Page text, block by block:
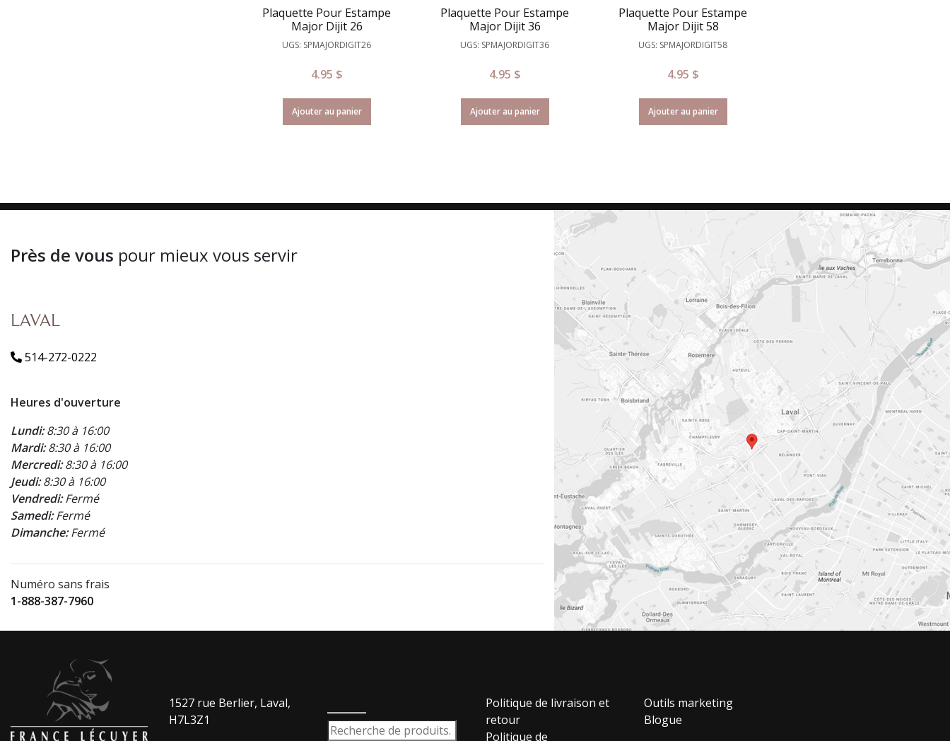
Plaquette Pour Estampe
Major Dijit 26
UGS: SPMAJORDIGIT26
4.95 $
Ajouter au panier
Plaquette Pour Estampe
Major Dijit 36
UGS: SPMAJORDIGIT36
4.95 $
Ajouter au panier
Plaquette Pour Estampe
Major Dijit 58
UGS: SPMAJORDIGIT58
4.95 $
Ajouter au panier
Près de vous pour mieux vous servir
LAVAL
514-272-0222
Heures d'ouverture
Lundi:8:30 à 16:00
Mardi:8:30 à 16:00
Mercredi:8:30 à 16:00
Jeudi:8:30 à 16:00
Vendredi:Fermé
Samedi:Fermé
Dimanche:Fermé
Numéro sans frais
1-888-387-7960
1527 rue Berlier, Laval,
H7L3Z1
Recherche
Politique de livraison et
retour
Politique de
Outils marketing
Blogue